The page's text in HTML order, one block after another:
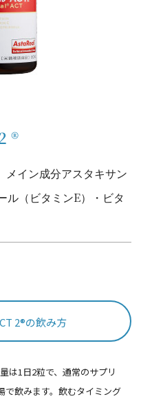
®
メイン成分アスタキサン
ル（ビタミンE）・ビタ
2®の飲み方
は1日2粒で、通常のサプリ
で飲みます。飲むタイミング